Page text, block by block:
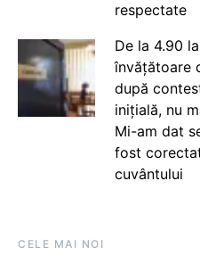
respectate
De la 4.90
învățătoare
după
inițială, nu
Mi-am dat
fost
cuvântului
CELE MAI NOI